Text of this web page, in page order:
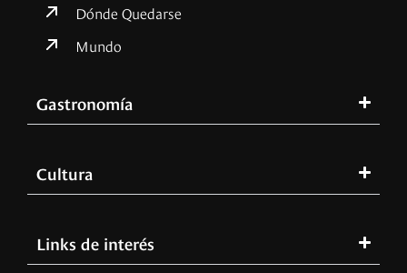
Dónde Quedarse
Mundo
Gastronomía
Cultura
Links de interés